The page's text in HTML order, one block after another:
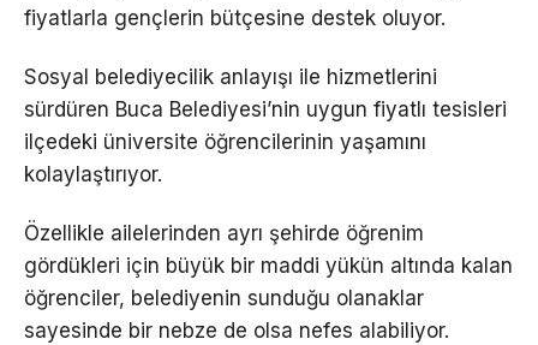
fiyatlarla gençlerin bütçesine destek oluyor.
Sosyal belediyecilik anlayışı ile hizmetlerini
sürdüren Buca Belediyesi’nin uygun fiyatlı tesisleri
ilçedeki üniversite öğrencilerinin yaşamını
kolaylaştırıyor.
Özellikle ailelerinden ayrı şehirde öğrenim
gördükleri için büyük bir maddi yükün altında kalan
öğrenciler, belediyenin sunduğu olanaklar
sayesinde bir nebze de olsa nefes alabiliyor.